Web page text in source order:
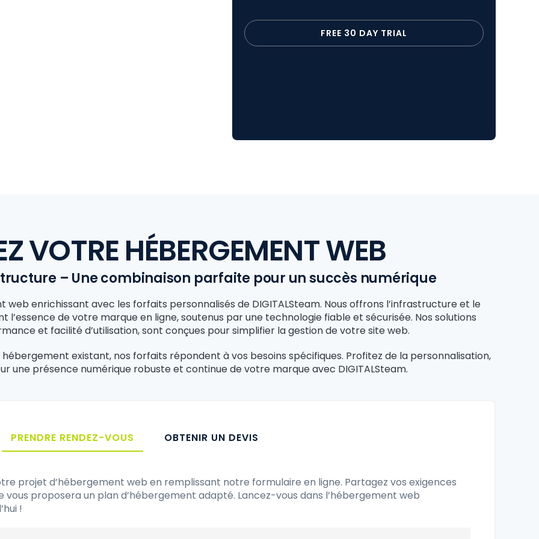
FREE 30 DAY TRIAL
VOTRE HÉBERGEMENT WEB
– Une combinaison parfaite pour un succès numérique
web enrichissant avec les forfaits personnalisés de DIGITALSteam. Nous offrons l’infrastructure et le
de votre marque en ligne, soutenus par une technologie fiable et sécurisée. Nos solutions
et facilité d’utilisation, sont conçues pour simplifier la gestion de votre site web.
existant, nos forfaits répondent à vos besoins spécifiques. Profitez de la personnalisation,
une présence numérique robuste et continue de votre marque avec DIGITALSteam.
PRENDRE RENDEZ-VOUS OBTENIR UN DEVIS
projet d’hébergement web en remplissant notre formulaire en ligne. Partagez vos exigences
proposera un plan d’hébergement adapté. Lancez-vous dans l’hébergement web
!